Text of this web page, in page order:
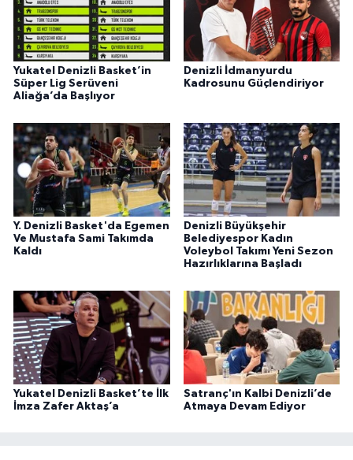
Yukatel Denizli Basket’in
Süper Lig Serüveni
Aliağa’da Başlıyor
Denizli İdmanyurdu
Kadrosunu Güçlendiriyor
Y. Denizli Basket'da Egemen
Ve Mustafa Sami Takımda
Kaldı
Denizli Büyükşehir
Belediyespor Kadın
Voleybol Takımı Yeni Sezon
Hazırlıklarına Başladı
Yukatel Denizli Basket’te İlk
İmza Zafer Aktaş’a
Satranç'ın Kalbi Denizli’de
Atmaya Devam Ediyor